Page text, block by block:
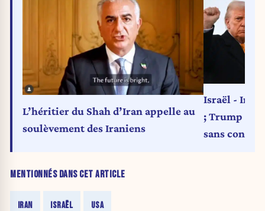
MENTIONNÉS DANS CET ARTICLE
IRAN ISRAËL USA
L’héritier du Shah d’Iran appelle au
soulèvement des Iraniens
Israël - Iran
; Trump
sans